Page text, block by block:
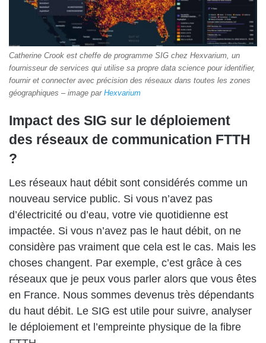
Catherine Crook est cheffe de programme SIG chez Hexvarium, un
fournisseur de services qui utilise sa propre data science pour identifier,
fournir et connecter avec précision des réseaux dans toutes les zones
géographiques – image par Hexvarium
Impact des SIG sur le déploiement
des réseaux de communication FTTH
?
Les réseaux haut débit sont considérés comme un
nouveau service public. Si vous n’avez pas
d’électricité ou d’eau, votre vie quotidienne est
impactée. Si vous n’avez pas le haut débit, on ne
considère pas vraiment que cela est le cas. Mais les
choses changent. Par exemple, c’est grâce à ces
réseaux que je peux vous parler alors que vous êtes
en France. Nous sommes devenus très dépendants
du haut débit. Le SIG est utile pour suivre, analyser
le déploiement et l’empreinte physique de la fibre